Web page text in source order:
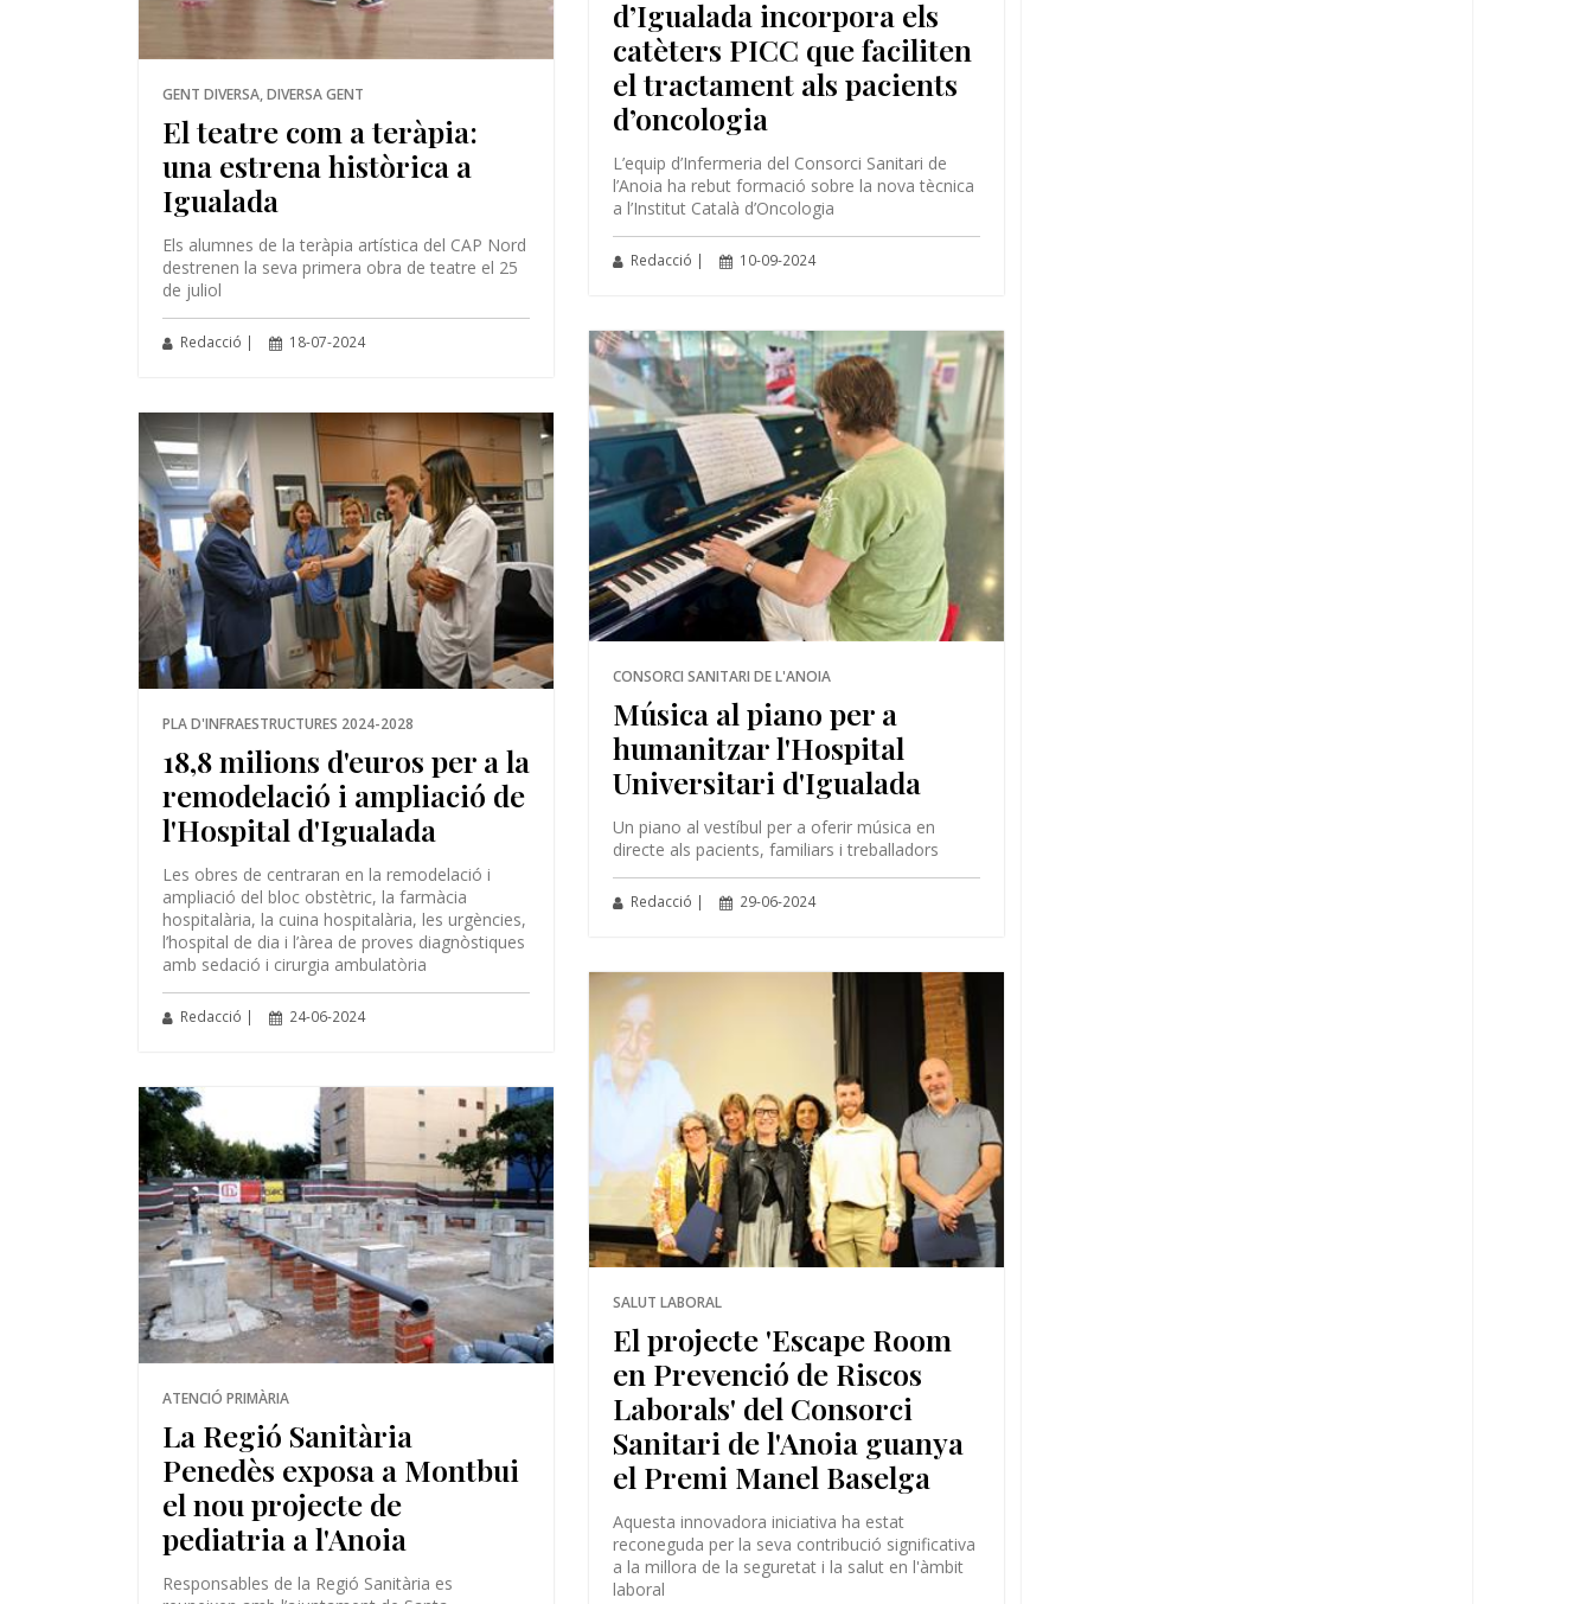
d’Igualada incorpora els
catèters PICC que faciliten
el tractament als pacients
d’oncologia
L’equip d’Infermeria del Consorci Sanitari de
l’Anoia ha rebut formació sobre la nova tècnica
a l’Institut Català d’Oncologia
Redacció | 10-09-2024
GENT DIVERSA, DIVERSA GENT
El teatre com a teràpia:
una estrena històrica a
Igualada
Els alumnes de la teràpia artística del CAP Nord
destrenen la seva primera obra de teatre el 25
de juliol
Redacció | 18-07-2024
CONSORCI SANITARI DE L'ANOIA
Música al piano per a
humanitzar l'Hospital
Universitari d'Igualada
Un piano al vestíbul per a oferir música en
directe als pacients, familiars i treballadors
Redacció | 29-06-2024
PLA D'INFRAESTRUCTURES 2024-2028
18,8 milions d'euros per a la
remodelació i ampliació de
l'Hospital d'Igualada
Les obres de centraran en la remodelació i
ampliació del bloc obstètric, la farmàcia
hospitalària, la cuina hospitalària, les urgències,
l’hospital de dia i l’àrea de proves diagnòstiques
amb sedació i cirurgia ambulatòria
Redacció | 24-06-2024
SALUT LABORAL
El projecte 'Escape Room
en Prevenció de Riscos
Laborals' del Consorci
Sanitari de l'Anoia guanya
el Premi Manel Baselga
Aquesta innovadora iniciativa ha estat
reconeguda per la seva contribució significativa
a la millora de la seguretat i la salut en l'àmbit
laboral
ATENCIÓ PRIMÀRIA
La Regió Sanitària
Penedès exposa a Montbui
el nou projecte de
pediatria a l'Anoia
Responsables de la Regió Sanitària es